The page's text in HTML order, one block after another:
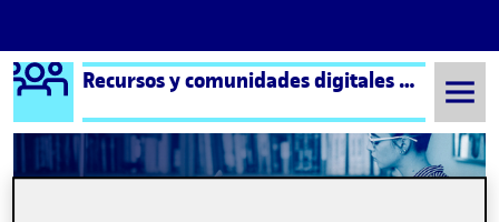
Saltar al contenido
Logo Ágora Recursos y comunidades digitales aula 3